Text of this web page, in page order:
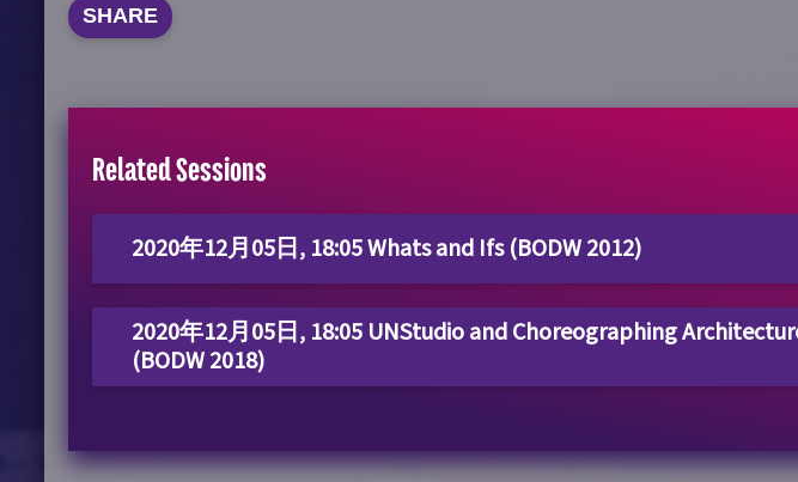
SHARE
Related Sessions
2020年12月05日, 18:05 Whats and Ifs (BODW 2012)
2020年12月05日, 18:05 UNStudio and Choreographing
(BODW 2018)